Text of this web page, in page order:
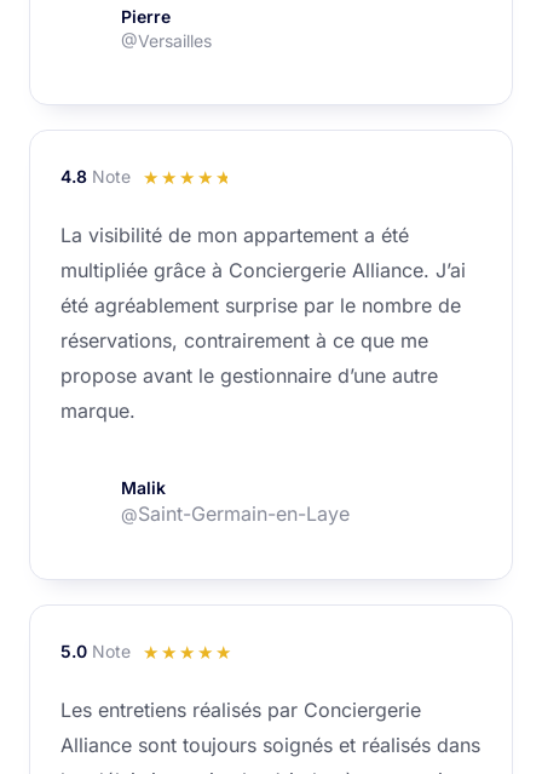
Pierre
@Versailles
4.8 Note ☆ ☆ ☆ ☆ ☆
sur
5
La visibilité de mon appartement a été
multipliée grâce à Conciergerie Alliance. J’ai
été agréablement surprise par le nombre de
réservations, contrairement à ce que me
propose avant le gestionnaire d’une autre
marque.
Malik
@Saint-Germain-en-Laye
5.0 Note ☆ ☆ ☆ ☆ ☆
sur
5
Les entretiens réalisés par Conciergerie
Alliance sont toujours soignés et réalisés dans